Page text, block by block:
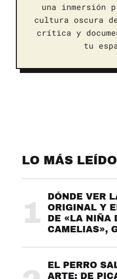
una inmersión
cultura oscura
crítica y
tu
LO MÁS LEÍDO
1
DÓNDE VER
ORIGINAL Y
DE «LA NIÑA
CAMELIAS»,
EL PERRO
ARTE: DE